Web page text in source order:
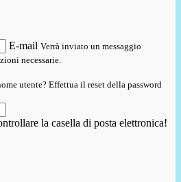
E-mail Verrà inviato un messaggio
necessarie.
utente? Effettua il reset della password
la casella di posta elettronica!